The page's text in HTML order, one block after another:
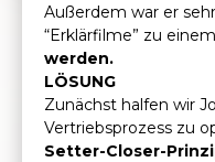
Außerdem war er
“Erklärfilme” zu
werden.
LÖSUNG
Zunächst halfen wir
Vertriebsprozess zu
Setter-Closer-